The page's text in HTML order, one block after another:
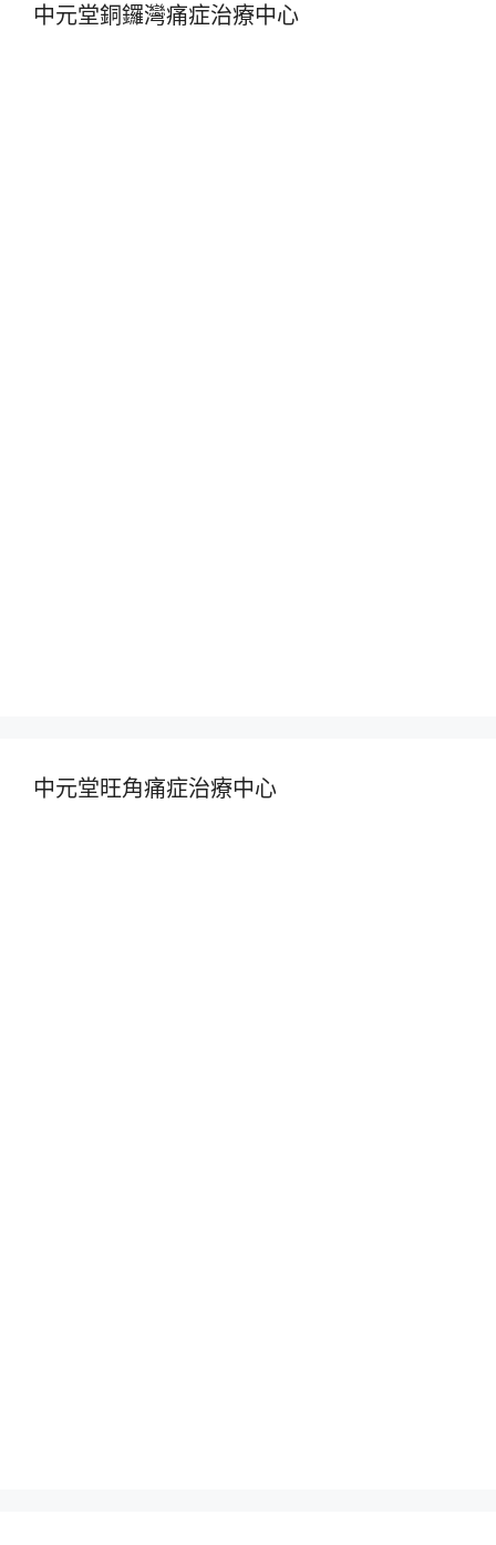
中元堂銅鑼灣痛症治療中心
中元堂旺角痛症治療中心